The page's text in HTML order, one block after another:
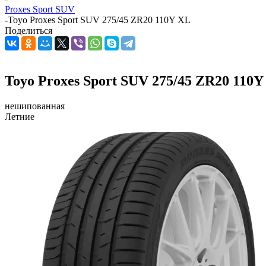
Proxes Sport SUV
-Toyo Proxes Sport SUV 275/45 ZR20 110Y XL
Поделиться
Toyo Proxes Sport SUV 275/45 ZR20
нешипованная
Летние